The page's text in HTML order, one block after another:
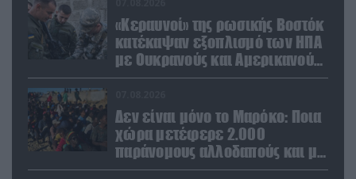
«Κεραυνοί» της ρωσικής Βοστόκ
κατέκαψαν εξοπλισμό των ΗΠΑ
με Ουκρανούς και Αμερικανούς
μισθοφόρους – Δείτε βίντεο
Δεν είναι μόνο το Μαρόκο: Ποια
χώρα μετέφερε 2.000
παράνομους αλλοδαπούς και με
ναρκωτικά στην Ισπανία